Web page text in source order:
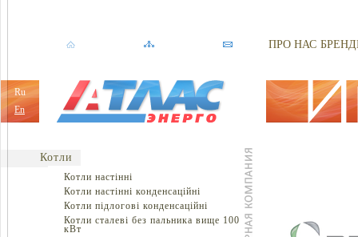
Ru
En
ПРО НАС
Котли
Котли настінні
Котли настінні конденсаційні
Котли підлогові конденсаційні
Котли сталеві без пальника вище 100
кВт